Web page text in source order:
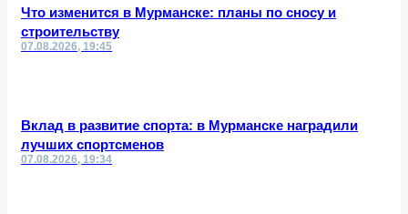
Что изменится в Мурманске: планы по сносу и
строительству
07.08.2026, 19:45
Вклад в развитие спорта: в Мурманске наградили
лучших спортсменов
07.08.2026, 19:34